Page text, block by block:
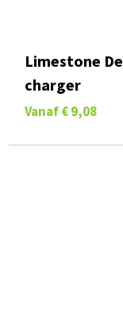
Limestone
charger
Vanaf € 9,08